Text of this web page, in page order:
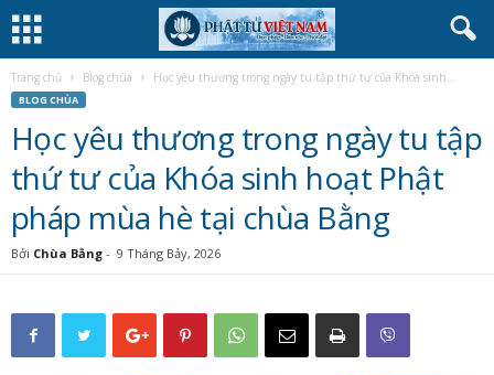
Trang chủ Blog chùa Học yêu thương trong ngày tu tập thứ tư của Khóa sinh...
BLOG CHÙA
Học yêu thương trong ngày tu tập
thứ tư của Khóa sinh hoạt Phật
pháp mùa hè tại chùa Bằng
Bởi Chùa Bằng - 9 Tháng Bảy, 2026